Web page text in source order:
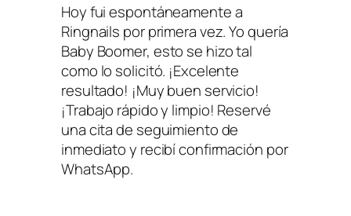
Hoy fui espontáneamente a
Ringnails por primera vez. Yo quería
Baby Boomer, esto se hizo tal
como lo solicitó. ¡Excelente
resultado! ¡Muy buen servicio!
¡Trabajo rápido y limpio! Reservé
una cita de seguimiento de
inmediato y recibí confirmación por
WhatsApp.